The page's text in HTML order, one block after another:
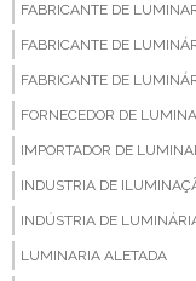
FABRICANTE DE
FABRICANTE DE
FABRICANTE DE
FORNECEDOR DE
IMPORTADOR DE
INDUSTRIA DE
INDÚSTRIA DE
LUMINARIA ALETADA